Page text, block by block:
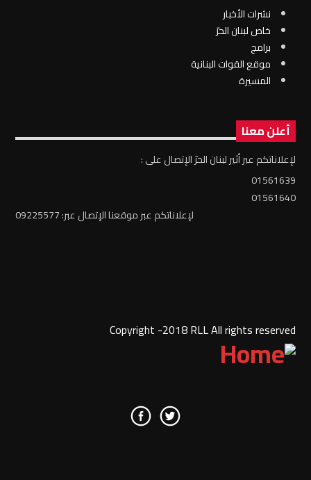
نشرات الأخبار
خاص لبنان الحرّ
برامج
موقع القوات البنانية
المسيرة
أعلن معنا
لإعلاناتكم عبر أثير لبنان الحرّ الإتصال على :
01561639
01561640
لإعلاناتكم عبر موقعنا الإتصال عبر: 09225577
Copyright -2018 RLL All rights reserved